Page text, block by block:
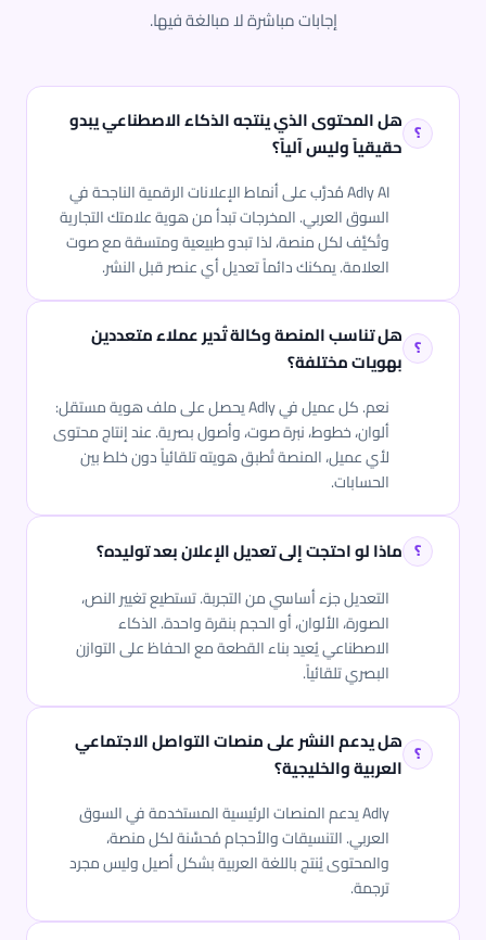
إجابات مباشرة لا مبالغة فيها.
هل المحتوى الذي ينتجه الذكاء الاصطناعي يبدو
حقيقياً وليس آلياً؟
Adly AI مُدرَّب على أنماط الإعلانات الرقمية الناجحة في
السوق العربي. المخرجات تبدأ من هوية علامتك التجارية
وتُكيَّف لكل منصة، لذا تبدو طبيعية ومتسقة مع صوت
العلامة. يمكنك دائماً تعديل أي عنصر قبل النشر.
هل تناسب المنصة وكالة تُدير عملاء متعددين
بهويات مختلفة؟
نعم. كل عميل في Adly يحصل على ملف هوية مستقل:
ألوان، خطوط، نبرة صوت، وأصول بصرية. عند إنتاج محتوى
لأي عميل، المنصة تُطبق هويته تلقائياً دون خلط بين
الحسابات.
ماذا لو احتجت إلى تعديل الإعلان بعد توليده؟
التعديل جزء أساسي من التجربة. تستطيع تغيير النص،
الصورة، الألوان، أو الحجم بنقرة واحدة. الذكاء
الاصطناعي يُعيد بناء القطعة مع الحفاظ على التوازن
البصري تلقائياً.
هل يدعم النشر على منصات التواصل الاجتماعي
العربية والخليجية؟
Adly يدعم المنصات الرئيسية المستخدمة في السوق
العربي. التنسيقات والأحجام مُحسَّنة لكل منصة،
والمحتوى يُنتج باللغة العربية بشكل أصيل وليس مجرد
ترجمة.